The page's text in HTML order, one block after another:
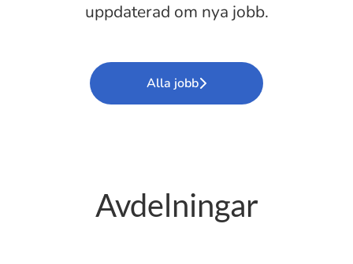
uppdaterad om nya jobb.
Alla jobb
Avdelningar